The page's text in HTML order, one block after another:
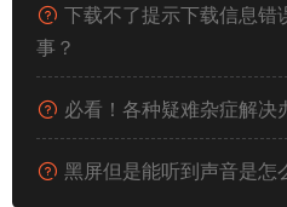
下载不了提示下载信息错
事？
必看！各种疑难杂症解决
黑屏但是能听到声音是怎